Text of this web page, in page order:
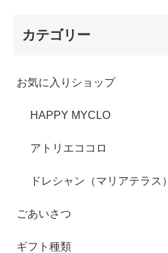
カテゴリー
お気に入りショップ
HAPPY MYCLO
アトリエココロ
ドレシャン（マリアテラス）
ごあいさつ
ギフト種類